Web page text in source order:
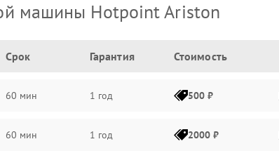
машины Hotpoint Ariston
Срок Гарантия Стоимость
60 мин 1 год 500 ₽
60 мин 1 год 2000 ₽